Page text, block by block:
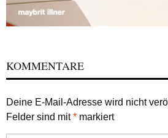
KOMMENTARE
Deine E-Mail-Adresse wird nicht
Felder sind mit* markiert